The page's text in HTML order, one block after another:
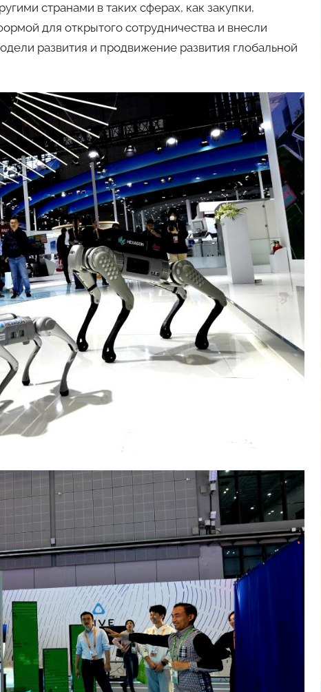
странами в таких сферах, как закупки,
для открытого сотрудничества и внесли
развития и продвижение развития глобальной